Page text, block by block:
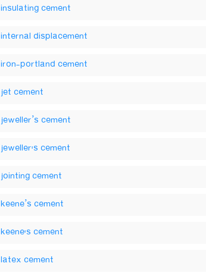
insulating cement
internal displacement
iron-portland cement
jet cement
jeweller’s cement
jeweller's cement
jointing cement
keene’s cement
keene's cement
latex cement